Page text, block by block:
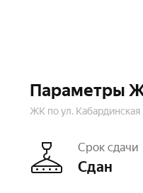
Параметры
ЖК по ул. Кабардинская
Срок сдачи
Сдан